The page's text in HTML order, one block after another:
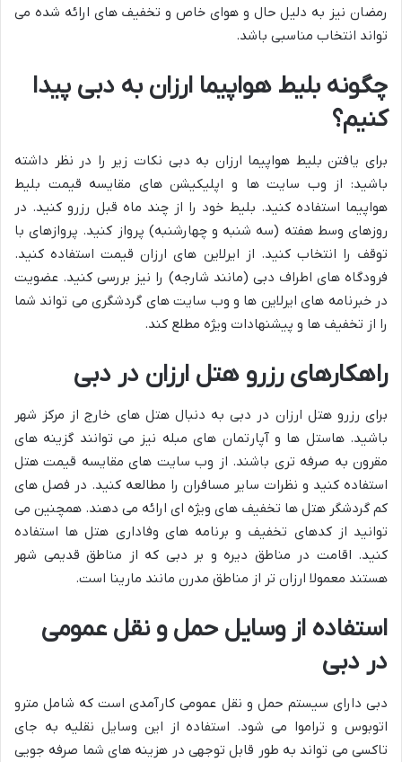
رمضان نیز به دلیل حال و هوای خاص و تخفیف های ارائه شده می
تواند انتخاب مناسبی باشد.
چگونه بلیط هواپیما ارزان به دبی پیدا
کنیم؟
برای یافتن بلیط هواپیما ارزان به دبی نکات زیر را در نظر داشته
باشید: از وب سایت ها و اپلیکیشن های مقایسه قیمت بلیط
هواپیما استفاده کنید. بلیط خود را از چند ماه قبل رزرو کنید. در
روزهای وسط هفته (سه شنبه و چهارشنبه) پرواز کنید. پروازهای با
توقف را انتخاب کنید. از ایرلاین های ارزان قیمت استفاده کنید.
فرودگاه های اطراف دبی (مانند شارجه) را نیز بررسی کنید. عضویت
در خبرنامه های ایرلاین ها و وب سایت های گردشگری می تواند شما
را از تخفیف ها و پیشنهادات ویژه مطلع کند.
راهکارهای رزرو هتل ارزان در دبی
برای رزرو هتل ارزان در دبی به دنبال هتل های خارج از مرکز شهر
باشید. هاستل ها و آپارتمان های مبله نیز می توانند گزینه های
مقرون به صرفه تری باشند. از وب سایت های مقایسه قیمت هتل
استفاده کنید و نظرات سایر مسافران را مطالعه کنید. در فصل های
کم گردشگر هتل ها تخفیف های ویژه ای ارائه می دهند. همچنین می
توانید از کدهای تخفیف و برنامه های وفاداری هتل ها استفاده
کنید. اقامت در مناطق دیره و بر دبی که از مناطق قدیمی شهر
هستند معمولا ارزان تر از مناطق مدرن مانند مارینا است.
استفاده از وسایل حمل و نقل عمومی
در دبی
دبی دارای سیستم حمل و نقل عمومی کارآمدی است که شامل مترو
اتوبوس و تراموا می شود. استفاده از این وسایل نقلیه به جای
تاکسی می تواند به طور قابل توجهی در هزینه های شما صرفه جویی